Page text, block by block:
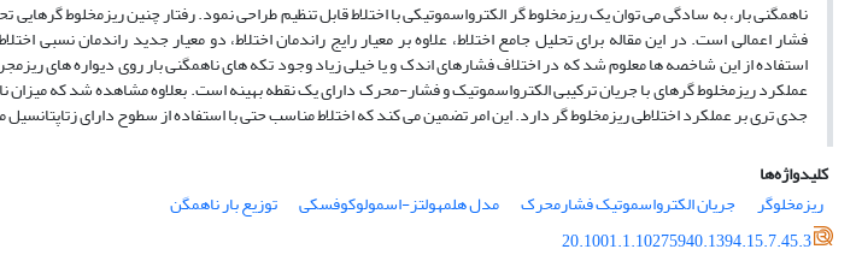
ناهمگنی بار، به سادگی می توان یک ریزمخلوط گر الکترواسموتیکی با اختلاط قابل تنظیم طراحی نمود. رفتار چنین ریزمخلوط گرهایی
فشار اعمالی است. در این مقاله برای تحلیل جامع اختلاط، علاوه بر معیار رایج راندمان اختلاط، دو معیار جدید راندمان نسبی
استفاده از این شاخصه ها معلوم شد که در اختلاف فشارهای اندک و یا خیلی زیاد وجود تکه های ناهمگنی بار روی دیواره های ریزمجرا
عملکرد ریزمخلوط گرهای با جریان ترکیبی الکترواسموتیک و فشار-محرک دارای یک نقطه بهینه است. بعلاوه مشاهده شد که میزان
جدی تری بر عملکرد اختلاطی ریزمخلوط گر دارد. این امر تضمین می کند که اختلاط مناسب حتی با استفاده از سطوح دارای
کلیدواژه‌ها
ریزمخلوگر
جریان الکترواسموتیک فشار­محرک مدل هلمهولتز-اسمولوکوفسکی
توزیع بار ناهمگن
20.1001.1.10275940.1394.15.7.45.3